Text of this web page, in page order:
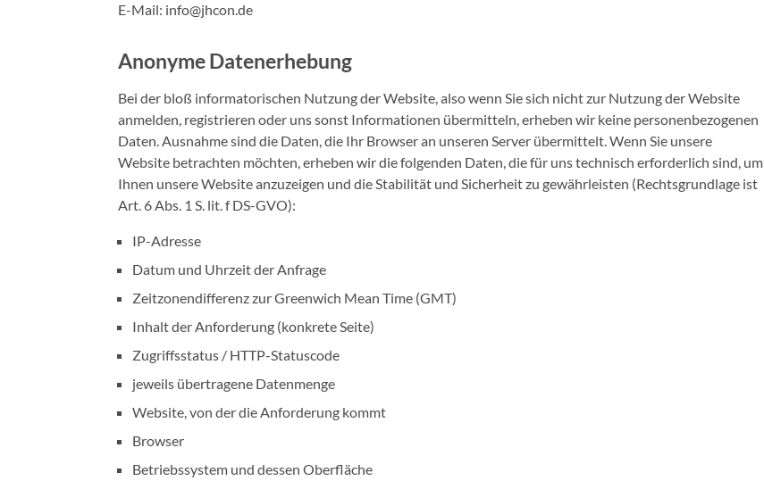
E-Mail: info@jhcon.de
Anonyme Datenerhebung
Bei der bloß informatorischen Nutzung der Website, also wenn Sie sich nicht zur Nutzung der Website
anmelden, registrieren oder uns sonst Informationen übermitteln, erheben wir keine personenbezogenen
Daten. Ausnahme sind die Daten, die Ihr Browser an unseren Server übermittelt. Wenn Sie unsere
Website betrachten möchten, erheben wir die folgenden Daten, die für uns technisch erforderlich sind, um
Ihnen unsere Website anzuzeigen und die Stabilität und Sicherheit zu gewährleisten (Rechtsgrundlage ist
Art. 6 Abs. 1 S. lit. f DS-GVO):
IP-Adresse
Datum und Uhrzeit der Anfrage
Zeitzonendifferenz zur Greenwich Mean Time (GMT)
Inhalt der Anforderung (konkrete Seite)
Zugriffsstatus / HTTP-Statuscode
jeweils übertragene Datenmenge
Website, von der die Anforderung kommt
Browser
Betriebssystem und dessen Oberfläche